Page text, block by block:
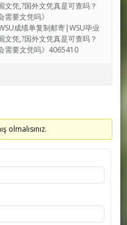
凭,?国外文凭真是可查吗？
要文凭吗》
成绩单复制邮寄|WSU毕业
凭,?国外文凭真是可查吗？
需要文凭吗》4065410
olmalısınız.